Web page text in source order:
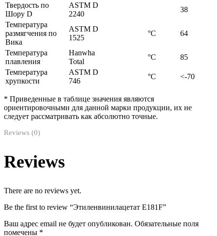
Твердость по
Шору D
ASTM D
2240
38
Температура
размягчения по
Вика
ASTM D
1525
°С 64
Температура
плавления
Hanwha
Total
°С
85
Температура
хрупкости
ASTM D
746
°С <-70
* Приведенные в таблице значения являются
ориентировочными для данной марки продукции, их не
следует рассматривать как абсолютно точные.
Reviews (0)
Reviews
There are no reviews yet.
Be the first to review “Этиленвинилацетат E181F”
Ваш адрес email не будет опубликован. Обязательные поля
помечены *